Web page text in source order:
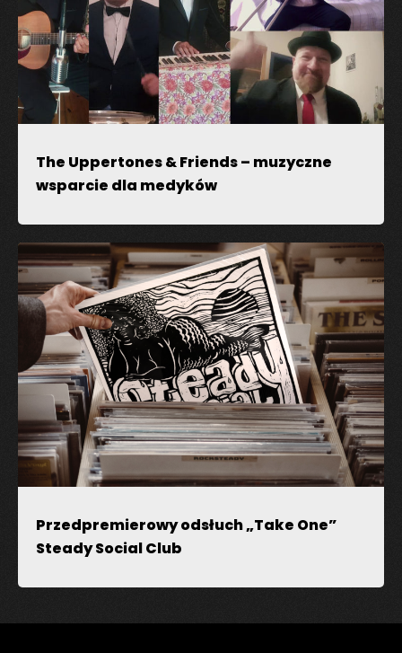
The Uppertones & Friends – muzyczne
wsparcie dla medyków
Przedpremierowy odsłuch „Take One”
Steady Social Club